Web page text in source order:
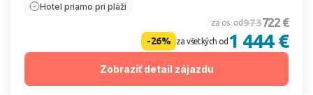
Hotel priamo pri pláži
za os. od973722 €
-26% za všetkých od 1 444 €
Zobraziť detail zájazdu